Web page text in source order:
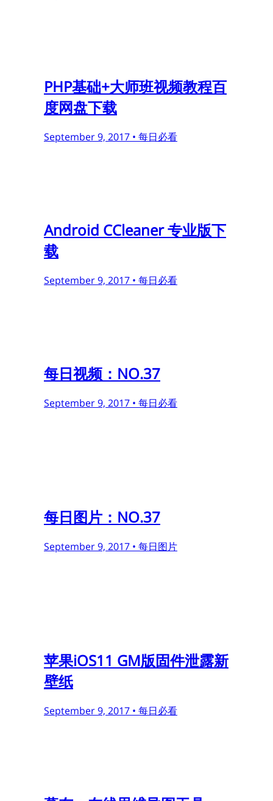
PHP基础+大师班视频教程百
度网盘下载
September 9, 2017 • 每日必看
Android CCleaner 专业版下
载
September 9, 2017 • 每日必看
每日视频：NO.37
September 9, 2017 • 每日必看
每日图片：NO.37
September 9, 2017 • 每日图片
苹果iOS11 GM版固件泄露新
壁纸
September 9, 2017 • 每日必看